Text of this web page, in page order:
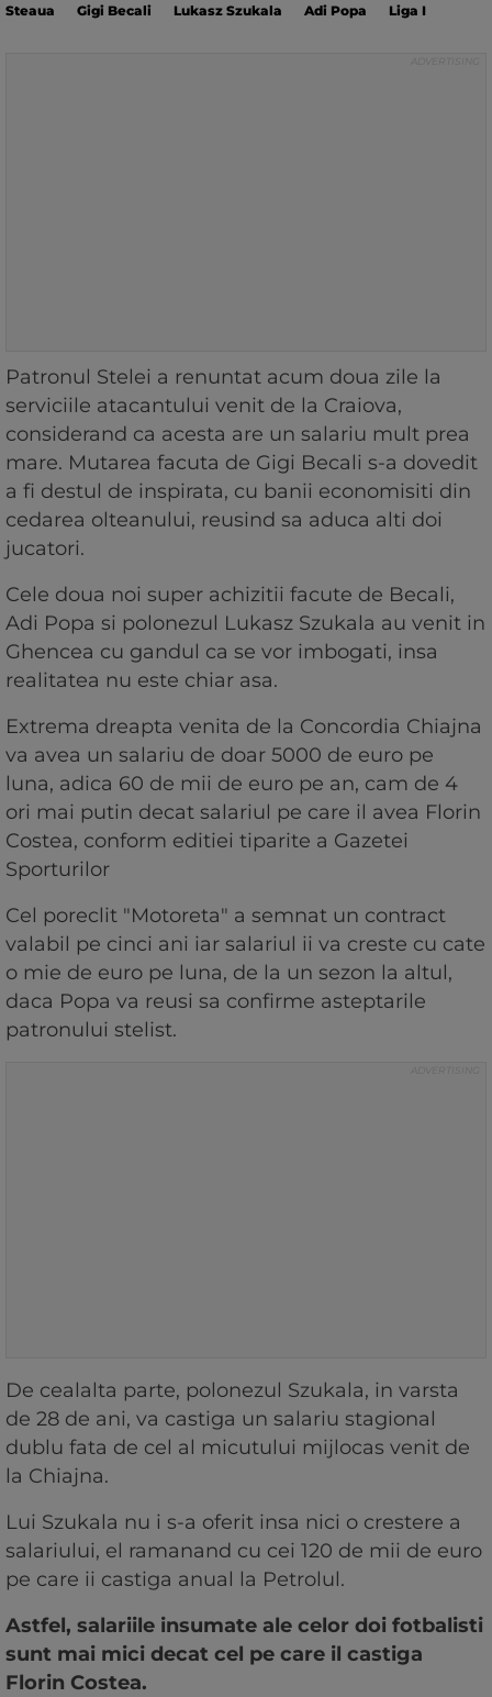
Steaua Gigi Becali Lukasz Szukala Adi Popa Liga I
Patronul Stelei a renuntat acum doua zile la
serviciile atacantului venit de la Craiova,
considerand ca acesta are un salariu mult prea
mare. Mutarea facuta de Gigi Becali s-a dovedit
a fi destul de inspirata, cu banii economisiti din
cedarea olteanului, reusind sa aduca alti doi
jucatori.
Cele doua noi super achizitii facute de Becali,
Adi Popa si polonezul Lukasz Szukala au venit in
Ghencea cu gandul ca se vor imbogati, insa
realitatea nu este chiar asa.
Extrema dreapta venita de la Concordia Chiajna
va avea un salariu de doar 5000 de euro pe
luna, adica 60 de mii de euro pe an, cam de 4
ori mai putin decat salariul pe care il avea Florin
Costea, conform editiei tiparite a Gazetei
Sporturilor
Cel poreclit "Motoreta" a semnat un contract
valabil pe cinci ani iar salariul ii va creste cu cate
o mie de euro pe luna, de la un sezon la altul,
daca Popa va reusi sa confirme asteptarile
patronului stelist.
De cealalta parte, polonezul Szukala, in varsta
de 28 de ani, va castiga un salariu stagional
dublu fata de cel al micutului mijlocas venit de
la Chiajna.
Lui Szukala nu i s-a oferit insa nici o crestere a
salariului, el ramanand cu cei 120 de mii de euro
pe care ii castiga anual la Petrolul.
Astfel, salariile insumate ale celor doi fotbalisti
sunt mai mici decat cel pe care il castiga
Florin Costea.